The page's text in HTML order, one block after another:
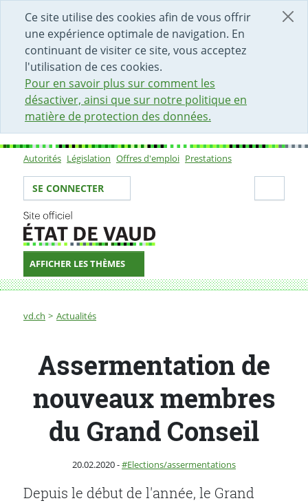
Ce site utilise des cookies afin de vous offrir
une expérience optimale de navigation. En
continuant de visiter ce site, vous acceptez
l'utilisation de ces cookies.
Pour en savoir plus sur comment les
désactiver, ainsi que sur notre politique en
matière de protection des données.
DÉBUT DU CONTENU DE LA PAGE
ACCÈS AU CHAMP DE RECHERCHE
PAGE D'ACCUEIL
FORMULAIRE DE CONTACT
Sous-navigation
Autorités Législation Offres d'emploi Prestations
Votre identité
SE CONNECTER
AFFICHER LES THÈMES
Fil d'Ariane
vd.ch Actualités
Assermentation de nouveaux membres du Grand
Assermentation de
nouveaux membres
du Grand Conseil
Publié le
20.02.2020-Catégorie :
Elections/assermentations
Depuis le début de l'année, le Grand